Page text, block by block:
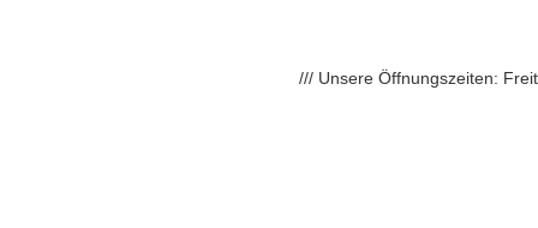
/// Unsere Öffnungszeiten: